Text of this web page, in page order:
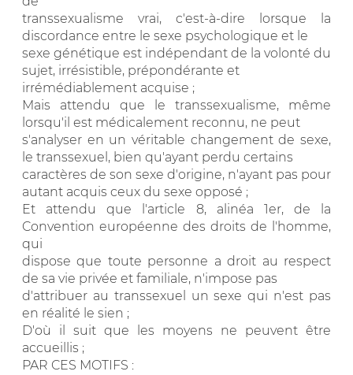
transsexualisme vrai, c'est-à-dire lorsque la
discordance entre le sexe psychologique et le
sexe génétique est indépendant de la volonté du
sujet, irrésistible, prépondérante et
irrémédiablement acquise ;
Mais attendu que le transsexualisme, même
lorsqu'il est médicalement reconnu, ne peut
s'analyser en un véritable changement de sexe,
le transsexuel, bien qu'ayant perdu certains
caractères de son sexe d'origine, n'ayant pas pour
autant acquis ceux du sexe opposé ;
Et attendu que l'article 8, alinéa 1er, de la
Convention européenne des droits de l'homme,
qui
dispose que toute personne a droit au respect
de sa vie privée et familiale, n'impose pas
d'attribuer au transsexuel un sexe qui n'est pas
en réalité le sien ;
D'où il suit que les moyens ne peuvent être
accueillis ;
PAR CES MOTIFS :